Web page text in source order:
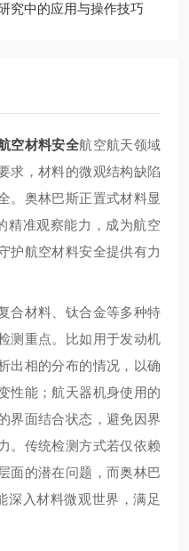
究中的应用与操作技巧
空材料安全航空航天领域
求，材料的微观结构缺陷
。奥林巴斯正置式材料显
精准观察能力，成为航空
护航空材料安全提供有力
合材料、钛合金等多种特
测重点。比如用于发动机
出相的分布的情况，以确
性能；航天器机身使用的
界面结合状态，避免因界
。传统检测方式若仅依赖
面的潜在问题，而奥林巴
深入材料微观世界，满足